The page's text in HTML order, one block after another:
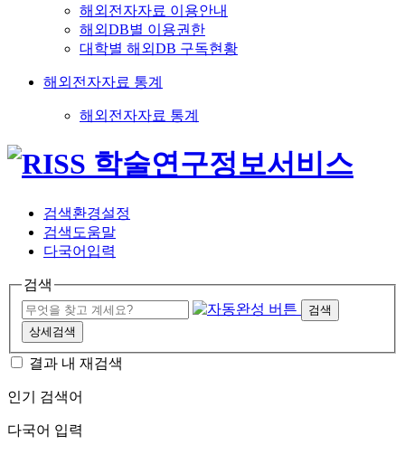
해외전자자료 이용안내
해외DB별 이용권한
대학별 해외DB 구독현황
해외전자자료 통계
해외전자자료 통계
검색환경설정
검색도움말
다국어입력
검색
검색
상세검색
결과 내 재검색
인기 검색어
다국어 입력